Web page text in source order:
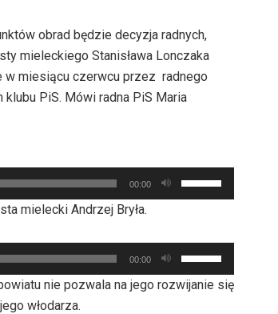
obrad będzie decyzja radnych,
mieleckiego Stanisława Lonczaka
miesiącu czerwcu przez radnego
PiS. Mówi radna PiS Maria
00:00
strzałek
oraz
do
mielecki Andrzej Bryła.
00:00
strzałek
do
nie pozwala na jego rozwijanie się
włodarza.